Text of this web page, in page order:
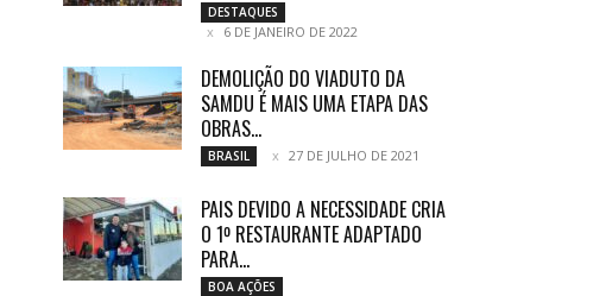
DESTAQUES
6 DE JANEIRO DE 2022
DEMOLIÇÃO DO VIADUTO DA
SAMDU É MAIS UMA ETAPA DAS
OBRAS...
BRASIL 27 DE JULHO DE 2021
PAIS DEVIDO A NECESSIDADE CRIA
O 1º RESTAURANTE ADAPTADO
PARA...
BOA AÇÕES